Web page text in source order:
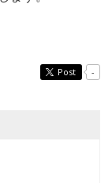
Post -